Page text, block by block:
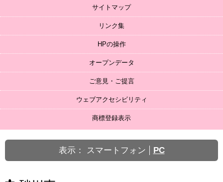
サイトマップ
リンク集
HPの操作
オープンデータ
ご意見・ご提言
ウェブアクセシビリティ
商標登録表示
表示： スマートフォン PC